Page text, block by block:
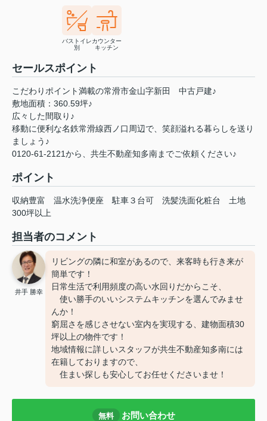
バストイレ
別
カウンター
キッチン
セールスポイント
こだわりポイント満載の常滑市金山字新田 中古戸建♪
敷地面積：360.59坪♪
広々した間取り♪
移動に便利な名鉄常滑線西ノ口周辺で、笑顔溢れる暮らしを送り
ましょう♪
0120-61-2121から、共生不動産知多南までご依頼ください♪
ポイント
収納豊富 温水洗浄便座 駐車３台可 洗髪洗面化粧台
土地
300坪以上
担当者のコメント
井手 勝幸
リビングの隣に和室があるので、来客時も行き来が
簡単です！
日常生活で利用頻度の高い水回りだからこそ、
使い勝手のいいシステムキッチンを選んでみませ
んか！
窮屈さを感じさせない室内を実現する、建物面積30
坪以上の物件です！
地域情報に詳しいスタッフが共生不動産知多南には
在籍しておりますので、
住まい探しも安心してお任せくださいませ！
無料 お問い合わせ